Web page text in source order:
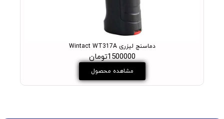
دماسنج لیزری Wintact WT317A
1500000تومان
مشاهده محصول